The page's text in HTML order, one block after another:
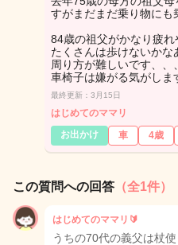
すがまだまだ乗り物に
84歳の祖父がかなり疲
たくさんは歩けないかな
周り方が難しいです、、、
車椅子は嫌がる気がしま
最終更新：3月15日
はじめてのママリ
お出かけ
車 4歳
この質問への回答 （全1件）
はじめてのママリ🔰
うちの70代の義父は杖